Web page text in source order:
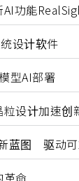
功能
设计软件
型AI部署
设计加速创
蓝图 驱动
革命